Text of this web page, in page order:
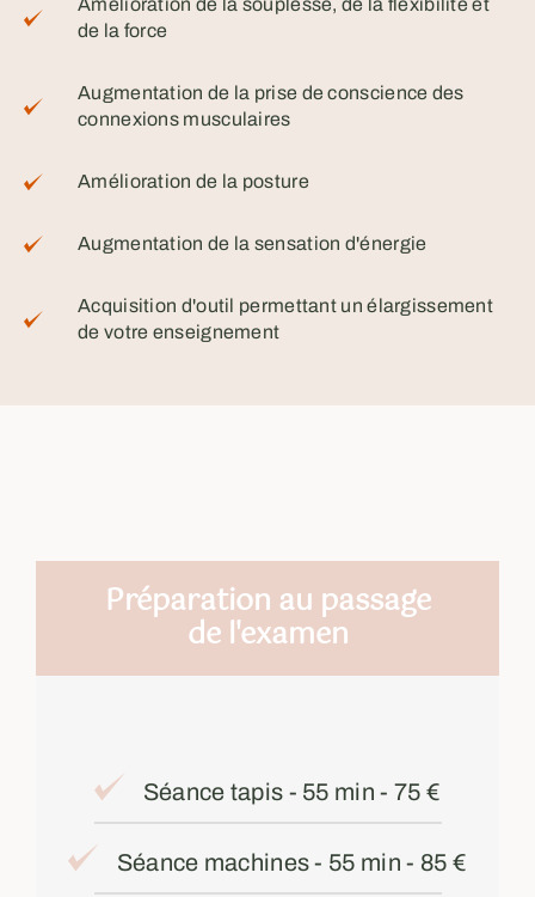
Amélioration de la souplesse, de la flexibilité et
de la force
Augmentation de la prise de conscience des
connexions musculaires
Amélioration de la posture
Augmentation de la sensation d'énergie
Acquisition d'outil permettant un élargissement
de votre enseignement
Préparation au passage
de l'examen
Séance tapis - 55 min - 75 €
Séance machines - 55 min - 85 €